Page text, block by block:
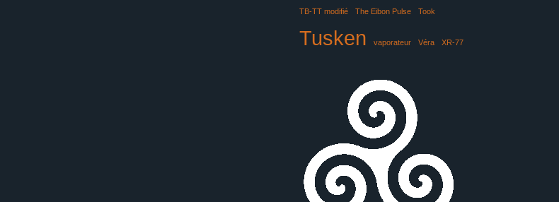
TB-TT modifié The Eibon Pulse Took
Tusken vaporateur Véra XR-77